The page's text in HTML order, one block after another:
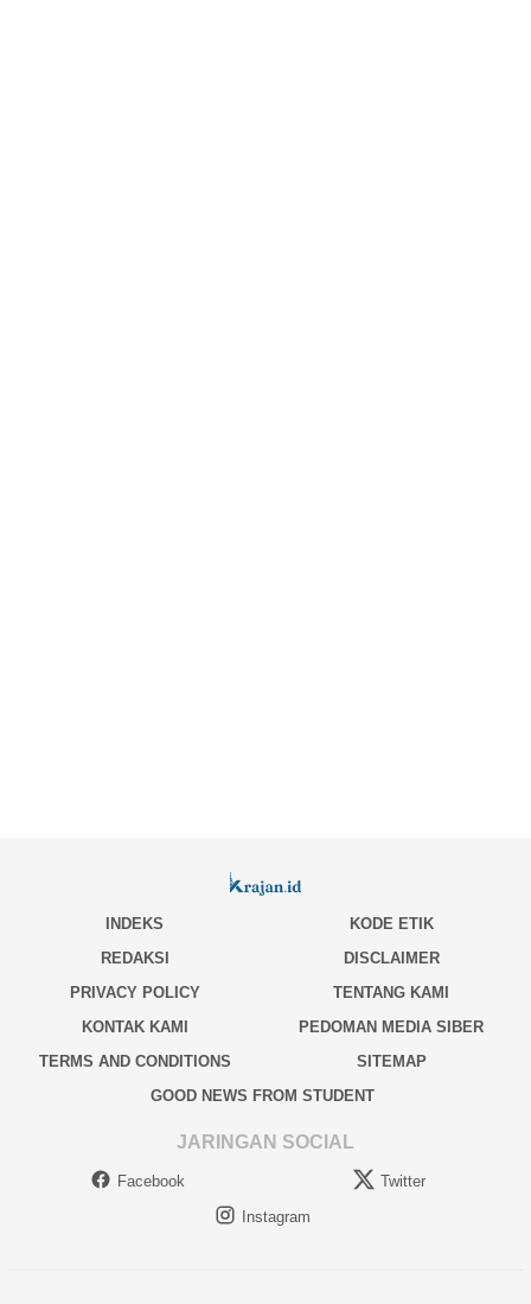
INDEKS
KODE ETIK
REDAKSI
DISCLAIMER
PRIVACY POLICY
TENTANG KAMI
KONTAK KAMI
PEDOMAN MEDIA SIBER
TERMS AND CONDITIONS
SITEMAP
GOOD NEWS FROM STUDENT
JARINGAN SOCIAL
Facebook
Twitter
Instagram